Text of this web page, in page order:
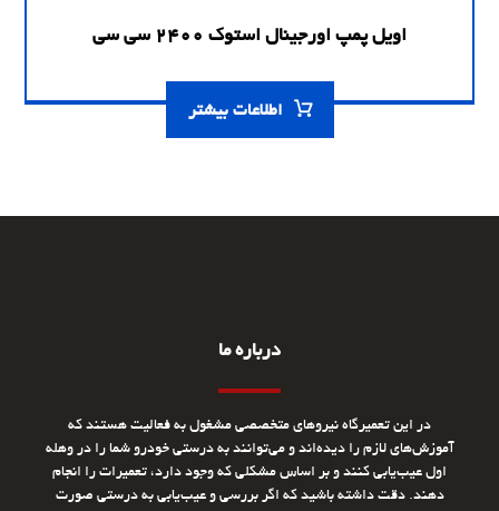
اویل پمپ اورجینال استوک 2400 سی سی
اطلاعات بیشتر
درباره ما
در این تعمیرگاه نیروهای متخصصی مشغول به فعالیت هستند که
آموزش‌های لازم را دیده‌اند و می‌توانند به درستی خودرو شما را در وهله
اول عیب‌یابی کنند و بر اساس مشکلی که وجود دارد، تعمیرات را انجام
دهند. دقت داشته باشید که اگر بررسی و عیب‌یابی به درستی صورت